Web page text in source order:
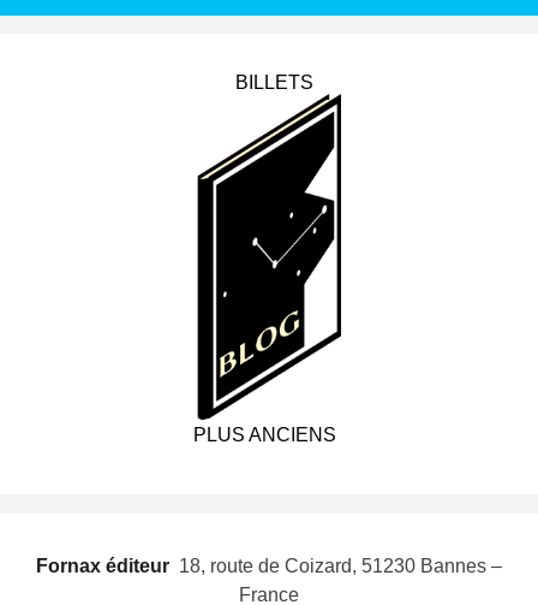
BILLETS
PLUS ANCIENS
Fornax éditeur  18, route de Coizard, 51230 Bannes –
France